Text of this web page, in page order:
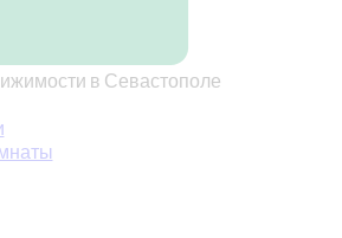
в Севастополе